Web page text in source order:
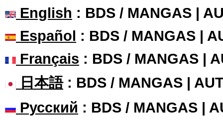
English : BDS / MANGAS |
Español : BDS / MANGAS |
Français : BDS / MANGAS |
日本語: BDS / MANGAS |
Русский : BDS / MANGAS |